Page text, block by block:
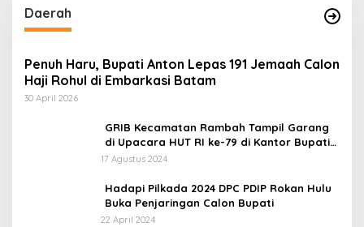
Daerah
Penuh Haru, Bupati Anton Lepas 191 Jemaah Calon
Haji Rohul di Embarkasi Batam
30 April 2026
GRIB Kecamatan Rambah Tampil Garang
di Upacara HUT RI ke-79 di Kantor Bupati
Rokan Hulu!
17 Agustus 2024
Hadapi Pilkada 2024 DPC PDIP Rokan Hulu
Buka Penjaringan Calon Bupati
22 April 2024